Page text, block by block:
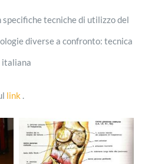
tecniche di utilizzo del
diverse a confronto: tecnica
italiana
link .